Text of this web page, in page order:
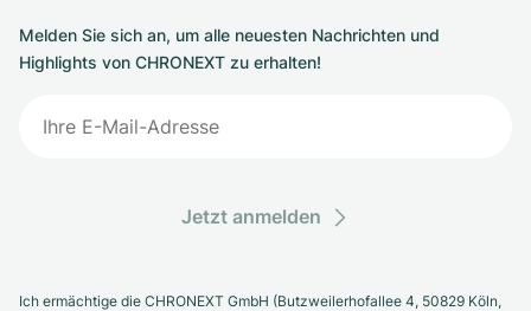
Melden Sie sich an, um alle neuesten Nachrichten und
Highlights von CHRONEXT zu erhalten!
Jetzt anmelden
Ich ermächtige die CHRONEXT GmbH (Butzweilerhofallee 4, 50829 Köln,